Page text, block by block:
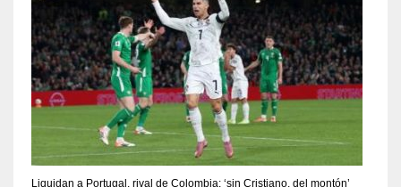
Liquidan a Portugal, rival de Colombia: ‘sin Cristiano, del montón’